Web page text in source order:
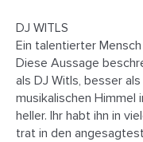
DJ WITLS
Ein talentierter
Diese Aussage
als DJ Witls, besser
musikalischen Himmel
heller. Ihr habt ihn in
trat in den